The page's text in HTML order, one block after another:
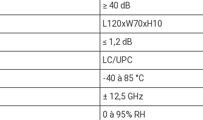
≥ 40 dB
L120xW70xH10
≤ 1,2 dB
LC/UPC
-40 à 85 °C
± 12,5 GHz
0 à 95% RH